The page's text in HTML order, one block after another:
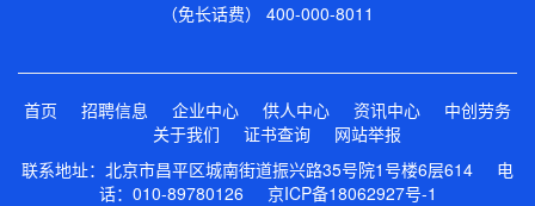
（免长话费） 400-000-8011
首页 招聘信息 企业中心 供人中心 资讯中心
中创劳务
关于我们
证书查询
网站举报
联系地址：北京市昌平区城南街道振兴路35号院1号楼6层614 电
话：010-89780126 京ICP备18062927号-1